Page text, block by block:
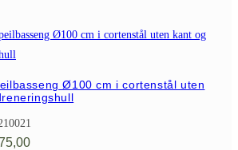
Ø100 cm i cortenstål uten